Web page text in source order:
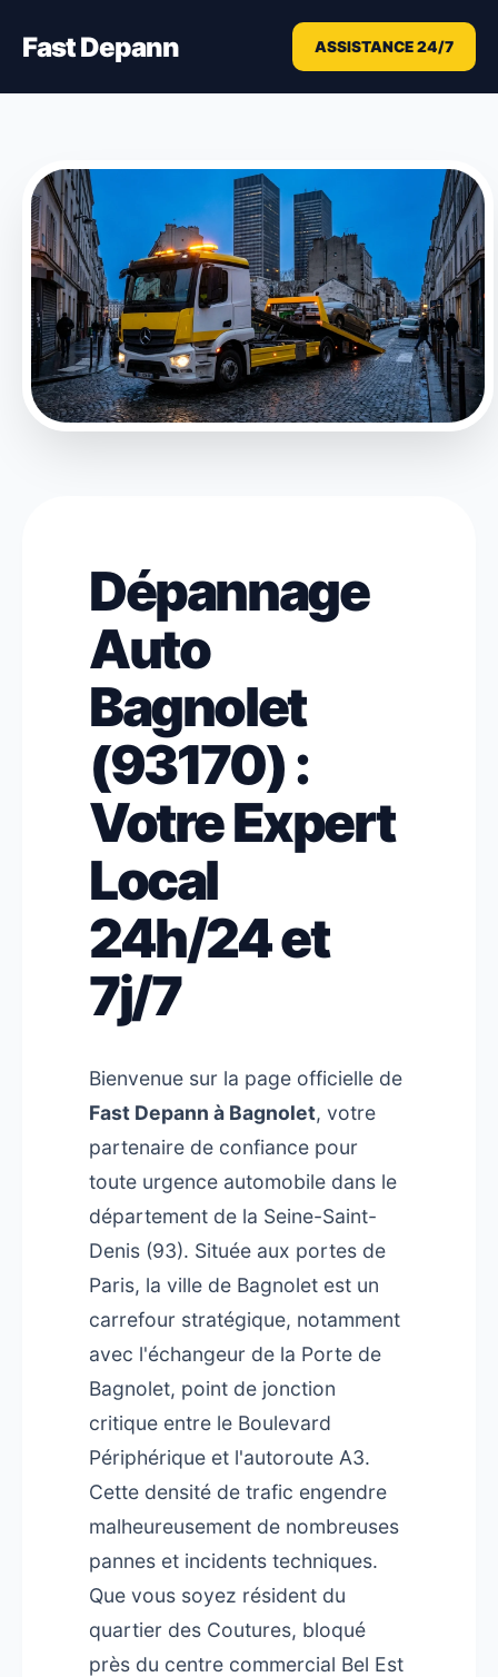
Fast Depann ASSISTANCE 24/7
Dépannage
Auto
Bagnolet
(93170) :
Votre Expert
Local
24h/24 et
7j/7
Bienvenue sur la page officielle de
Fast Depann à Bagnolet, votre
partenaire de confiance pour
toute urgence automobile dans le
département de la Seine-Saint-
Denis (93). Située aux portes de
Paris, la ville de Bagnolet est un
carrefour stratégique, notamment
avec l'échangeur de la Porte de
Bagnolet, point de jonction
critique entre le Boulevard
Périphérique et l'autoroute A3.
Cette densité de trafic engendre
malheureusement de nombreuses
pannes et incidents techniques.
Que vous soyez résident du
quartier des Coutures, bloqué
près du centre commercial Bel Est